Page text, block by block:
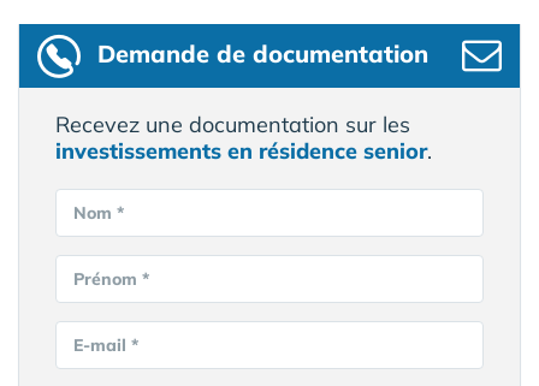
Demande de documentation
Recevez une documentation sur les
investissements en résidence senior.
Nom *
Prénom *
E-mail *